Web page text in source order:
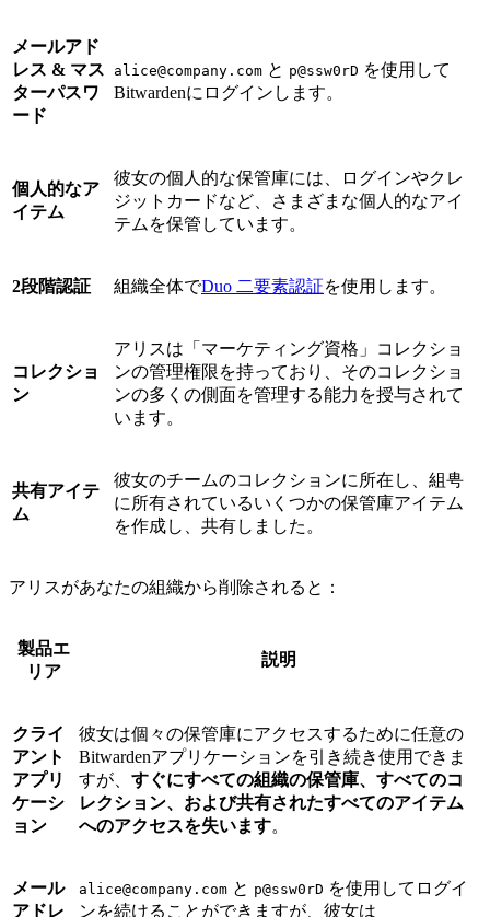
メールアド
レス & マス
ターパスワ
ード
alice@company.com と p@ssw0rD を使用して
Bitwardenにログインします。
個人的なア
イテム
彼女の個人的な保管庫には、ログインやクレ
ジットカードなど、さまざまな個人的なアイ
テムを保管しています。
2段階認証 組織全体でDuo 二要素認証を使用します。
コレクショ
ン
アリスは「マーケティング資格」コレクショ
ンの管理権限を持っており、そのコレクショ
ンの多くの側面を管理する能力を授与されて
います。
共有アイテ
ム
彼女のチームのコレクションに所在し、組甹
に所有されているいくつかの保管庫アイテム
を作成し、共有しました。
アリスがあなたの組織から削除されると：
製品エ
リア
説明
クライ
アント
アプリ
ケーシ
ョン
彼女は個々の保管庫にアクセスするために任意の
Bitwardenアプリケーションを引き続き使用できま
すが、 すぐにすべての組織の保管庫、すべてのコ
レクション、および共有されたすべてのアイテム
へのアクセスを失います。
メール
アドレ
alice@company.com と p@ssw0rD を使用してログイ
ンを続けることができますが、彼女は